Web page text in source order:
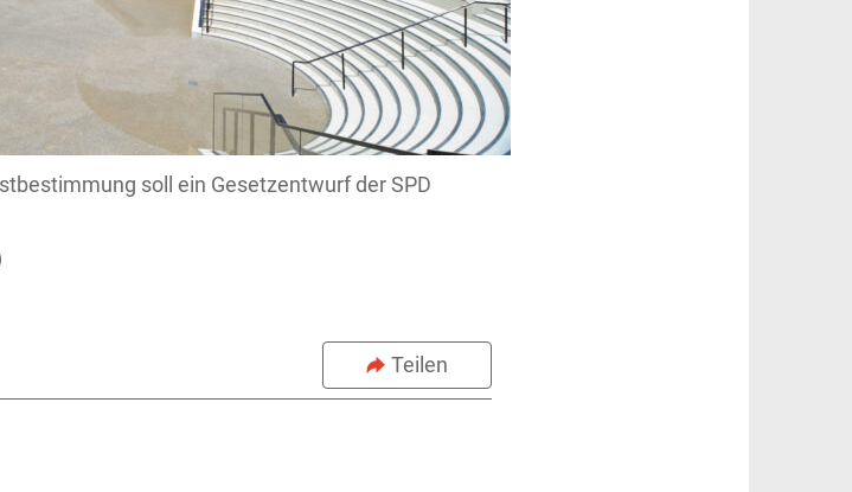
soll ein Gesetzentwurf der SPD
Teilen